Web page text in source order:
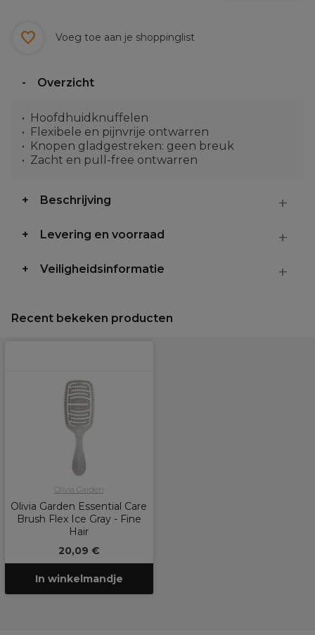
Voeg toe aan je shoppinglist
Overzicht
Hoofdhuidknuffelen
Flexibele en pijnvrije ontwarren
Knopen gladgestreken: geen breuk
Zacht en pull-free ontwarren
Beschrijving
Levering en voorraad
Veiligheidsinformatie
Recent bekeken producten
Olivia Garden
Olivia Garden Essential Care
Brush Flex Ice Gray - Fine
Hair
20,09 €
In winkelmandje